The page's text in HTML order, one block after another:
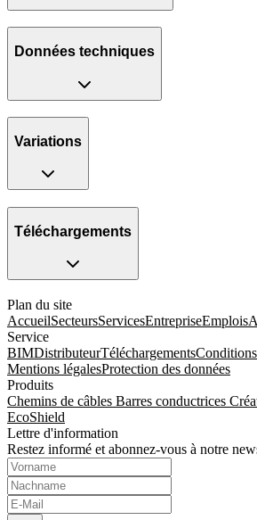
Données techniques
Variations
Téléchargements
Plan du site
AccueilSecteursServicesEntrepriseEmplois
Service
BIMDistributeurTéléchargements
Mentions légalesProtection des données
Produits
Chemins de câbles Barres conductrices
EcoShield
Lettre d'information
Restez informé et abonnez-vous à notre